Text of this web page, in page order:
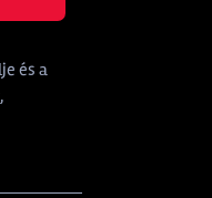
és a